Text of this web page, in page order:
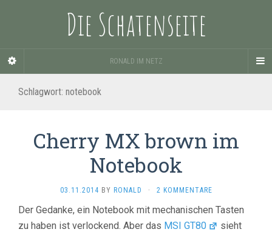
Die Schatenseite
RONALD IM NETZ
Schlagwort: notebook
Cherry MX brown im
Notebook
03.11.2014 BY RONALD · 2 KOMMENTARE
Der Gedanke, ein Notebook mit mechanischen Tasten
zu haben ist verlockend. Aber das MSI GT80
sieht